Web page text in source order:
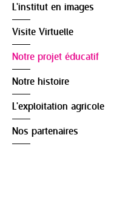
L'institut en images
Visite Virtuelle
Notre projet éducatif
Notre histoire
L'exploitation agricole
Nos partenaires